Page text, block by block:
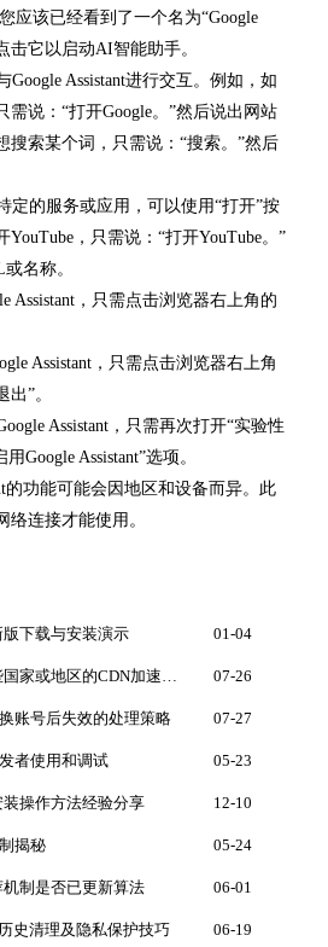
应该已经看到了一个名为“Google
击它以启动AI智能助手。
Assistant进行交互。例如，如
需说：“打开Google。”然后说出网站
搜索某个词，只需说：“搜索。”然后
定的服务或应用，可以使用“打开”按
，只需说：“打开YouTube。”
名称。
Assistant，只需点击浏览器右上角的
Assistant，只需点击浏览器右上角
”。
Assistant，只需再次打开“实验性
Google Assistant”选项。
的功能可能会因地区和设备而异。此
连接才能使用。
版下载与安装演示 01-04
Chrome浏览器支持哪些国家或地区的CDN加速下载 07-26
账号后失效的处理策略 07-27
者使用和调试 05-23
操作方法经验分享 12-10
揭秘 05-24
制是否已更新算法 06-01
史清理及隐私保护技巧 06-19